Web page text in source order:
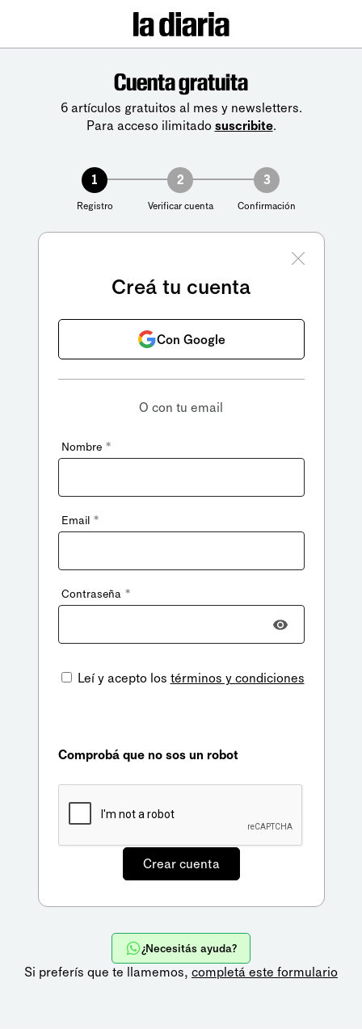
Cuenta gratuita
6 artículos gratuitos al mes y newsletters.
Para acceso ilimitado suscribite.
1
Registro
2
Verificar cuenta
3
Confirmación
Creá tu cuenta
Con Google
O con tu email
Nombre *
Email *
Contraseña *
Leí y acepto los términos y condiciones
Comprobá que no sos un robot
¿Necesitás ayuda?
Si preferís que te llamemos, completá este formulario